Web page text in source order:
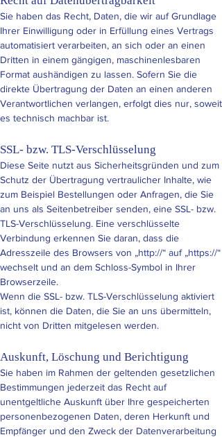
Sie haben das Recht, Daten, die wir auf Grundlage
Ihrer Einwilligung oder in Erfüllung eines Vertrags
automatisiert verarbeiten, an sich oder an einen
Dritten in einem gängigen, maschinenlesbaren
Format aushändigen zu lassen. Sofern Sie die
direkte Übertragung der Daten an einen anderen
Verantwortlichen verlangen, erfolgt dies nur, soweit
es technisch machbar ist.
SSL- bzw. TLS-Verschlüsselung
Diese Seite nutzt aus Sicherheitsgründen und zum
Schutz der Übertragung vertraulicher Inhalte, wie
zum Beispiel Bestellungen oder Anfragen, die Sie
an uns als Seitenbetreiber senden, eine SSL- bzw.
TLS-Verschlüsselung. Eine verschlüsselte
Verbindung erkennen Sie daran, dass die
Adresszeile des Browsers von „http://“ auf „https://“
wechselt und an dem Schloss-Symbol in Ihrer
Browserzeile.
Wenn die SSL- bzw. TLS-Verschlüsselung aktiviert
ist, können die Daten, die Sie an uns übermitteln,
nicht von Dritten mitgelesen werden.
Auskunft, Löschung und Berichtigung
Sie haben im Rahmen der geltenden gesetzlichen
Bestimmungen jederzeit das Recht auf
unentgeltliche Auskunft über Ihre gespeicherten
personenbezogenen Daten, deren Herkunft und
Empfänger und den Zweck der Datenverarbeitung